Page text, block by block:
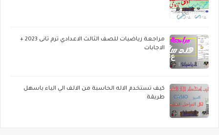
مراجعة رياضيات للصف الثالث الاعدادي ترم تانى 2023 +
الاجابات
كيف تستخدم الاله الحاسبة من الالف الي الياء باسهل
طريقة